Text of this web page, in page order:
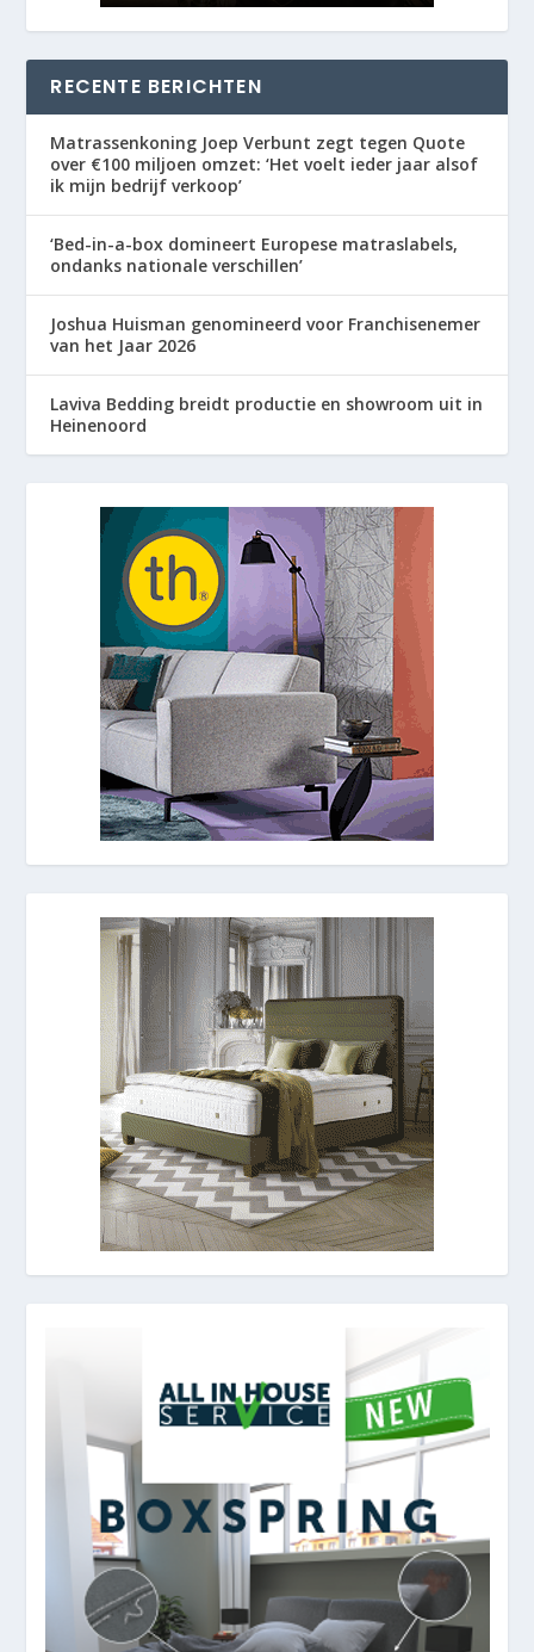
RECENTE BERICHTEN
Matrassenkoning Joep Verbunt zegt tegen Quote
over €100 miljoen omzet: ‘Het voelt ieder jaar alsof
ik mijn bedrijf verkoop’
‘Bed-in-a-box domineert Europese matraslabels,
ondanks nationale verschillen’
Joshua Huisman genomineerd voor Franchisenemer
van het Jaar 2026
Laviva Bedding breidt productie en showroom uit in
Heinenoord